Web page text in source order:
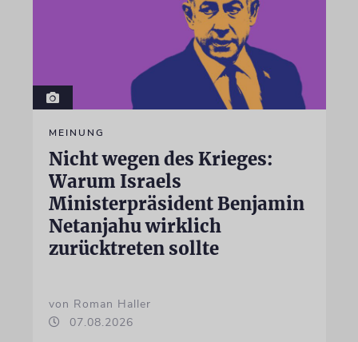
MEINUNG
Nicht wegen des Krieges:
Warum Israels
Ministerpräsident Benjamin
Netanjahu wirklich
zurücktreten sollte
von Roman Haller
07.08.2026